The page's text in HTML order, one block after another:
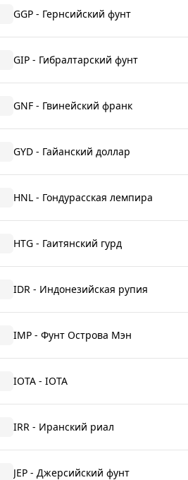
GGP - Гернсийский фунт
GIP - Гибралтарский фунт
GNF - Гвинейский франк
GYD - Гайанский доллар
HNL - Гондурасская лемпира
HTG - Гаитянский гурд
IDR - Индонезийская рупия
IMP - Фунт Острова Мэн
IOTA - IOTA
IRR - Иранский риал
JEP - Джерсийский фунт